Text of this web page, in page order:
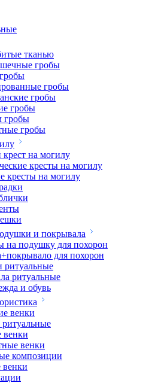
тканью
гробы
гробы
гробы
гробы
гробы
гробы
на могилу
кресты на могилу
кресты на могилу
и покрывала
на подушку для похорон
для похорон
ритуальные
и обувь
венки
венки
венки
композиции